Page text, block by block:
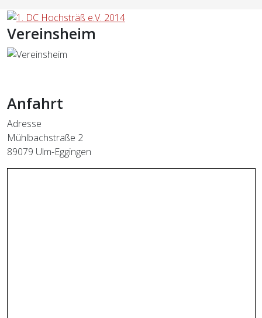
Vereinsheim
Anfahrt
Adresse
Mühlbachstraße 2
89079 Ulm-Eggingen